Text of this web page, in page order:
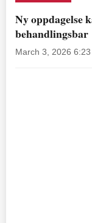
Ny oppdagelse
behandlingsbar
March 3, 2026 6:23